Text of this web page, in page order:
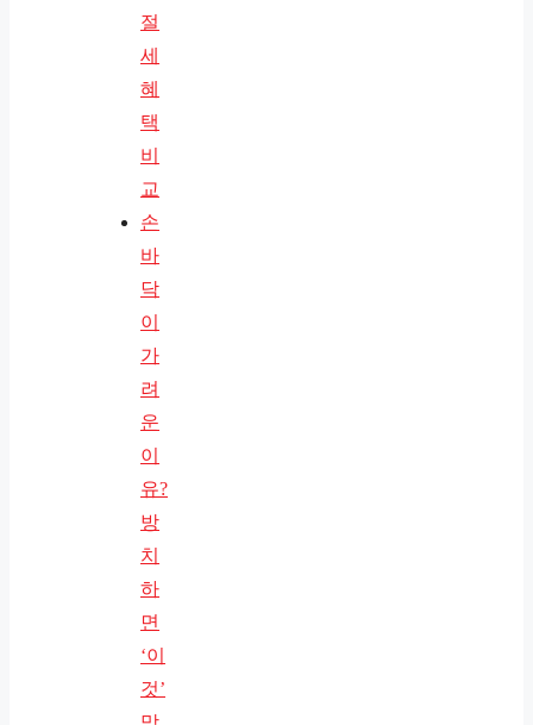
절
세
혜
택
비
교
손
바
닥
이
가
려
운
이
유?
방
치
하
면
‘이
것’